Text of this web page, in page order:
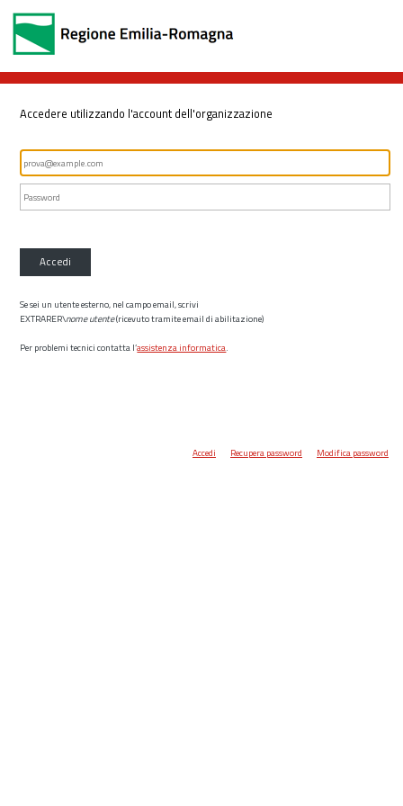
Accedere utilizzando l'account dell'organizzazione
Accedi
Se sei un utente esterno, nel campo email, scrivi
EXTRARER\nome utente(ricevuto tramite email di abilitazione)
Per problemi tecnici contatta l’assistenza informatica.
Accedi Recupera password Modifica password